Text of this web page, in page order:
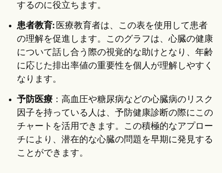
するのに役立ちます。
患者教育: 医療教育者は、この表を使用して患者
の理解を促進します。このグラフは、心臓の健康
について話し合う際の視覚的な助けとなり、年齢
に応じた排出率値の重要性を個人が理解しやすく
なります。
予防医療 ：高血圧や糖尿病などの心臓病のリスク
因子を持っている人は、予防健康診断の際にこの
チャートを活用できます。この積極的なアプロー
チにより、潜在的な心臓の問題を早期に発見する
ことができます。